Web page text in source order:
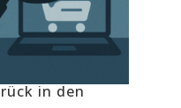
in den